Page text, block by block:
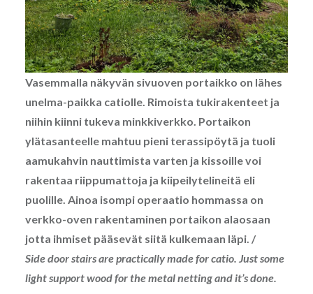
Vasemmalla näkyvän sivuoven portaikko on lähes
unelma-paikka catiolle. Rimoista tukirakenteet ja
niihin kiinni tukeva minkkiverkko. Portaikon
ylätasanteelle mahtuu pieni terassipöytä ja tuoli
aamukahvin nauttimista varten ja kissoille voi
rakentaa riippumattoja ja kiipeilytelineitä eli
puolille. Ainoa isompi operaatio hommassa on
verkko-oven rakentaminen portaikon alaosaan
jotta ihmiset pääsevät siitä kulkemaan läpi. /
Side door stairs are practically made for catio. Just some
light support wood for the metal netting and it’s done.